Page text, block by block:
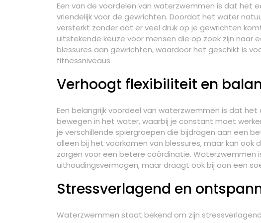
Een van de voordelen van waterzwemmen is dat het
vriendelijk voor de gewrichten. Doordat het water
versterkt zonder dat er veel druk op je gewrichten
uitstekende keuze voor mensen die op zoek zijn naar
blessures aan gewrichten, waardoor het geschikt is
fitnessniveaus.
Verhoogt flexibiliteit en
Een belangrijk voordeel van waterzwemmen is dat
bewegen in het water, waarbij je constant moet
je verschillende spiergroepen die bijdragen aan een
alleen bij het voorkomen van blessures, maar kan
zorgen voor een betere coördinatie. Waterzwemmen
uithoudingsvermogen, maar draagt ook bij aan een
Stressverlagend en
Waterzwemmen staat bekend om zijn